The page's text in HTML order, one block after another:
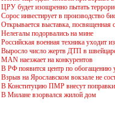
ЦРУ будет изощренно пытать
Сорос инвестирует в производство
Открывается выставка, посвященная
Нелегалы подорвались на мине
Российская военная техника уходит
Выросло число жертв ДТП в
MAN наезжает на конкурентов
В РФ появится центр по обогащению
Взрыв на Ярославском вокзале не
В Конституцию ПМР внесут поправки
В Милане взорвался жилой дом